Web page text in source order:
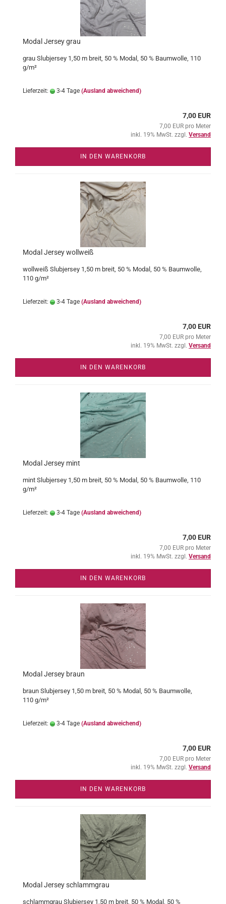
Modal Jersey grau
grau Slubjersey 1,50 m breit, 50 % Modal, 50 % Baumwolle, 110
g/m²
Lieferzeit: 3-4 Tage (Ausland abweichend)
7,00 EUR
7,00 EUR pro Meter
inkl. 19% MwSt. zzgl. Versand
IN DEN WARENKORB
Modal Jersey wollweiß
wollweiß Slubjersey 1,50 m breit, 50 % Modal, 50 % Baumwolle,
110 g/m²
Lieferzeit: 3-4 Tage (Ausland abweichend)
7,00 EUR
7,00 EUR pro Meter
inkl. 19% MwSt. zzgl. Versand
IN DEN WARENKORB
Modal Jersey mint
mint Slubjersey 1,50 m breit, 50 % Modal, 50 % Baumwolle, 110
g/m²
Lieferzeit: 3-4 Tage (Ausland abweichend)
7,00 EUR
7,00 EUR pro Meter
inkl. 19% MwSt. zzgl. Versand
IN DEN WARENKORB
Modal Jersey braun
braun Slubjersey 1,50 m breit, 50 % Modal, 50 % Baumwolle,
110 g/m²
Lieferzeit: 3-4 Tage (Ausland abweichend)
7,00 EUR
7,00 EUR pro Meter
inkl. 19% MwSt. zzgl. Versand
IN DEN WARENKORB
Modal Jersey schlammgrau
schlammgrau Slubjersey 1,50 m breit, 50 % Modal, 50 %